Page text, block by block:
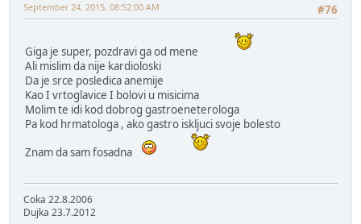
#76
September 24, 2015, 08:52:00 AM
Giga je super, pozdravi ga od mene
Ali mislim da nije kardioloski
Da je srce posledica anemije
Kao I vrtoglavice I bolovi u misicima
Molim te idi kod dobrog gastroeneterologa
Pa kod hrmatologa , ako gastro iskljuci svoje bolesto
Znam da sam fosadna
Coka 22.8.2006
Dujka 23.7.2012